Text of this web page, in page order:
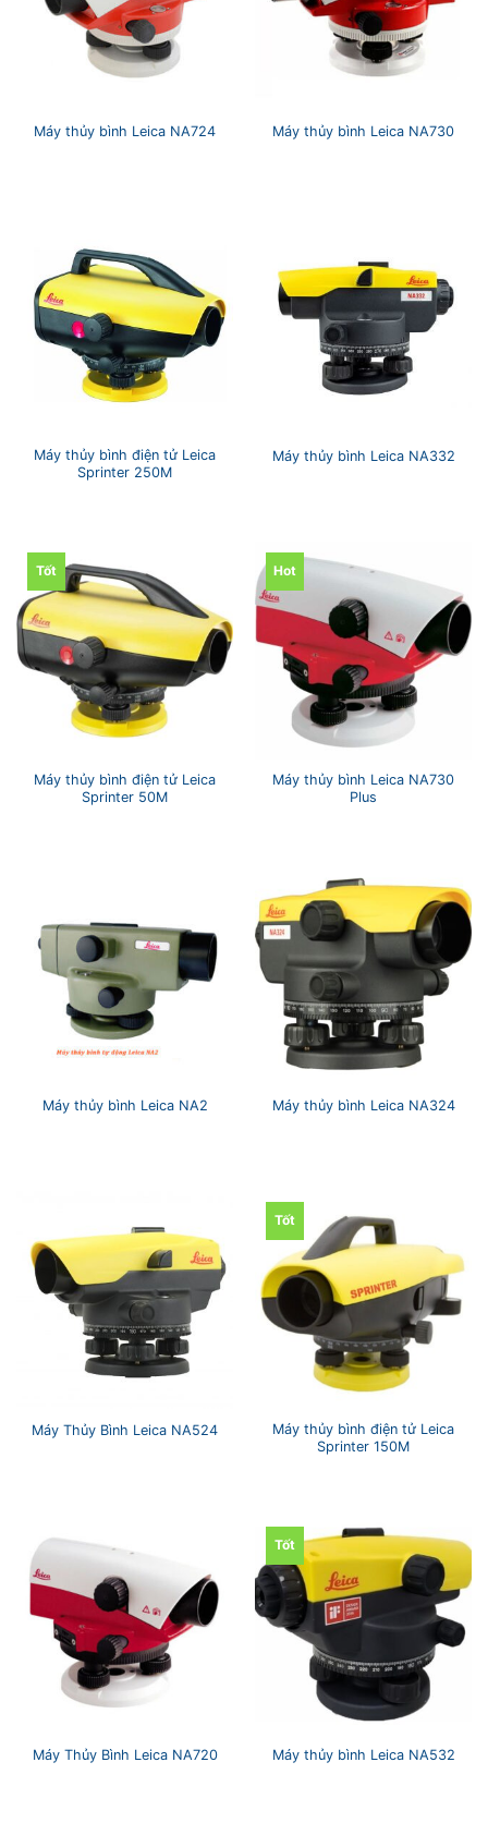
Máy thủy bình Leica NA724 Máy thủy bình Leica NA730
Máy thủy bình điện tử Leica
Sprinter 250M
Máy thủy bình Leica NA332
Tốt
Máy thủy bình điện tử Leica
Sprinter 50M
Hot
Máy thủy bình Leica NA730
Plus
Máy thủy bình Leica NA2 Máy thủy bình Leica NA324
Máy Thủy Bình Leica NA524
Tốt
Máy thủy bình điện tử Leica
Sprinter 150M
Máy Thủy Bình Leica NA720
Tốt
Máy thủy bình Leica NA532